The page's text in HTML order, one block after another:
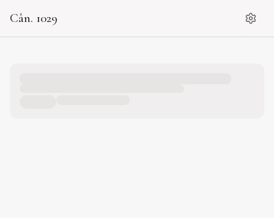
Cân. 1029